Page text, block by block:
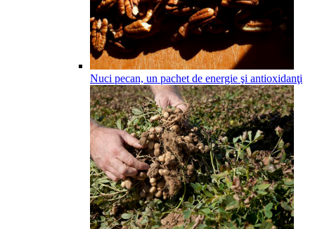
Nuci pecan, un pachet de energie şi antioxidanţi